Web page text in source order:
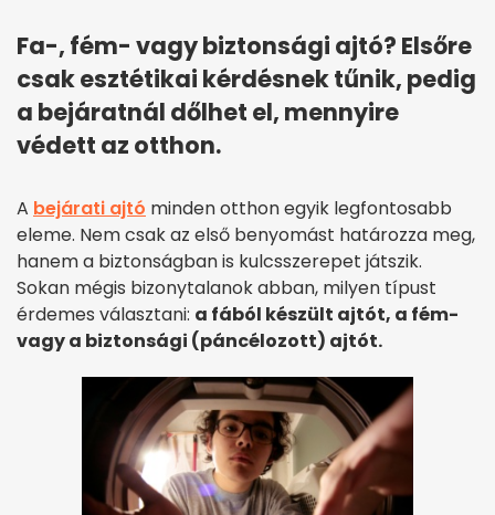
Fa-, fém- vagy biztonsági ajtó? Elsőre
csak esztétikai kérdésnek tűnik, pedig
a bejáratnál dőlhet el, mennyire
védett az otthon.
A bejárati ajtó minden otthon egyik legfontosabb
eleme. Nem csak az első benyomást határozza meg,
hanem a biztonságban is kulcsszerepet játszik.
Sokan mégis bizonytalanok abban, milyen típust
érdemes választani: a fából készült ajtót, a fém-
vagy a biztonsági (páncélozott) ajtót.